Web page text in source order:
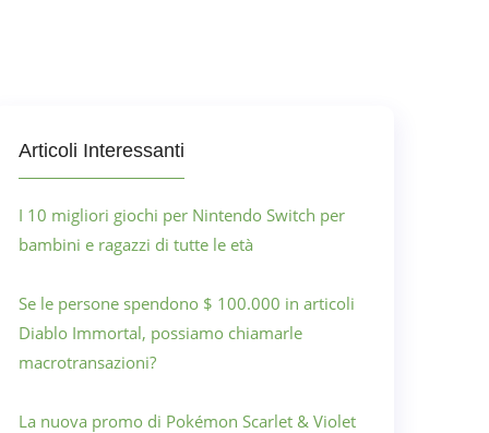
Articoli Interessanti
I 10 migliori giochi per Nintendo Switch per
bambini e ragazzi di tutte le età
Se le persone spendono $ 100.000 in articoli
Diablo Immortal, possiamo chiamarle
macrotransazioni?
La nuova promo di Pokémon Scarlet & Violet